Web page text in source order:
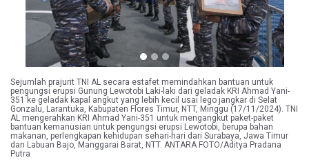
Sejumlah prajurit TNI AL secara estafet memindahkan bantuan untuk
pengungsi erupsi Gunung Lewotobi Laki-laki dari geladak KRI Ahmad Yani-
351 ke geladak kapal angkut yang lebih kecil usai lego jangkar di Selat
Gonzalu, Larantuka, Kabupaten Flores Timur, NTT, Minggu (17/11/2024). TNI
AL mengerahkan KRI Ahmad Yani-351 untuk mengangkut paket-paket
bantuan kemanusian untuk pengungsi erupsi Lewotobi, berupa bahan
makanan, perlengkapan kehidupan sehari-hari dari Surabaya, Jawa Timur
dan Labuan Bajo, Manggarai Barat, NTT. ANTARA FOTO/Aditya Pradana
Putra